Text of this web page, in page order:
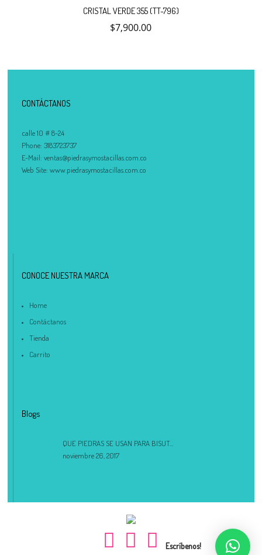
CRISTAL VERDE 355 (TT-796)
$7,900.00
CONTÁCTANOS
calle 10 # 8-24
Phone: 3183723737
E-Mail: ventas@piedrasymostacillas.com.co
Web Site: www.piedrasymostacillas.com.co
CONOCE NUESTRA MARCA
Home
Contáctanos
Tienda
Carrito
Blogs
QUE PIEDRAS SE USAN PARA BISUT...
noviembre 26, 2017
Escríbenos!